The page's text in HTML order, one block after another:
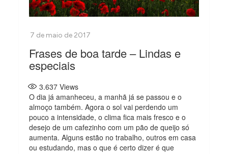
Frases de boa tarde – Lindas e
especiais
3.637 Views
O dia já amanheceu, a manhã já se passou e o
almoço também. Agora o sol vai perdendo um
pouco a intensidade, o clima fica mais fresco e o
desejo de um cafezinho com um pão de queijo só
aumenta. Alguns estão no trabalho, outros em casa
ou estudando, mas o que é certo dizer é que